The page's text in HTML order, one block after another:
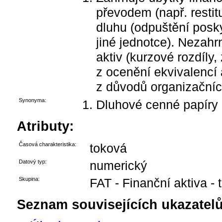
převodem (např.
dluhu (odpuštění
jiné jednotce).
aktiv (kurzové
z ocenění ekvivalencí
z důvodů
Synonyma: Dluhové cenné papíry
Atributy:
Časová charakteristika: toková
Datový typ: numerický
Skupina: FAT - Finanční aktiva -
Seznam souvisejících